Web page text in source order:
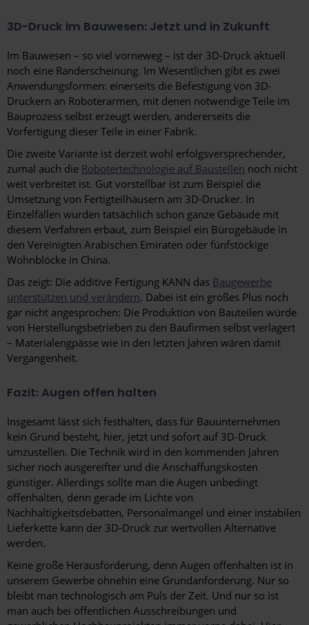
3D-Druck im Bauwesen: Jetzt und in Zukunft
Im Bauwesen – so viel vorneweg – ist der 3D-Druck aktuell
noch eine Randerscheinung. Im Wesentlichen gibt es zwei
Anwendungsformen: einerseits die Befestigung von 3D-
Druckern an Roboterarmen, mit denen notwendige Teile im
Bauprozess selbst erzeugt werden, andererseits die
Vorfertigung dieser Teile in einer Fabrik.
Die zweite Variante ist derzeit wohl erfolgsversprechender,
zumal auch die Robotertechnologie auf Baustellen noch nicht
weit verbreitet ist. Gut vorstellbar ist zum Beispiel die
Umsetzung von Fertigteilhäusern am 3D-Drucker. In
Einzelfällen wurden tatsächlich schon ganze Gebäude mit
diesem Verfahren erbaut, zum Beispiel ein Bürogebäude in
den Vereinigten Arabischen Emiraten oder fünfstöckige
Wohnblöcke in China.
Das zeigt: Die additive Fertigung KANN das Baugewerbe
unterstützen und verändern. Dabei ist ein großes Plus noch
gar nicht angesprochen: Die Produktion von Bauteilen würde
von Herstellungsbetrieben zu den Baufirmen selbst verlagert
– Materialengpässe wie in den letzten Jahren wären damit
Vergangenheit.
Fazit: Augen offen halten
Insgesamt lässt sich festhalten, dass für Bauunternehmen
kein Grund besteht, hier, jetzt und sofort auf 3D-Druck
umzustellen. Die Technik wird in den kommenden Jahren
sicher noch ausgereifter und die Anschaffungskosten
günstiger. Allerdings sollte man die Augen unbedingt
offenhalten, denn gerade im Lichte von
Nachhaltigkeitsdebatten, Personalmangel und einer instabilen
Lieferkette kann der 3D-Druck zur wertvollen Alternative
werden.
Keine große Herausforderung, denn Augen offenhalten ist in
unserem Gewerbe ohnehin eine Grundanforderung. Nur so
bleibt man technologisch am Puls der Zeit. Und nur so ist
man auch bei öffentlichen Ausschreibungen und